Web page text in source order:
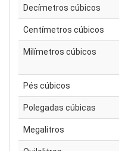
Decímetros cúbicos
Centímetros cúbicos
Milímetros cúbicos
Pés cúbicos
Polegadas cúbicas
Megalitros